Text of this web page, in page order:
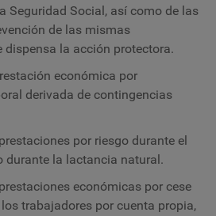
Seguridad Social, así como de las
de las mismas
dispensa la acción protectora.
económica por
derivada de contingencias
por riesgo durante el
durante la lactancia natural.
económicas por cese
trabajadores por cuenta propia,